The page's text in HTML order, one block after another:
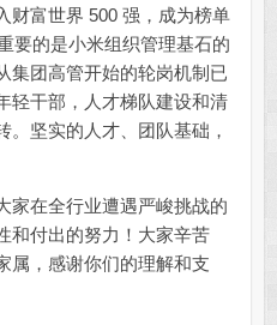
富世界 500 强，成为榜单
要的是小米组织管理基石的
集团高管开始的轮岗机制已
轻干部，人才梯队建设和清
。坚实的人才、团队基础，
在全行业遭遇严峻挑战的
和付出的努力！大家辛苦
属，感谢你们的理解和支